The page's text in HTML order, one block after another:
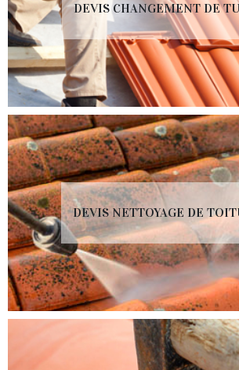
DEVIS CHANGEMENT DE
DEVIS NETTOYAGE DE